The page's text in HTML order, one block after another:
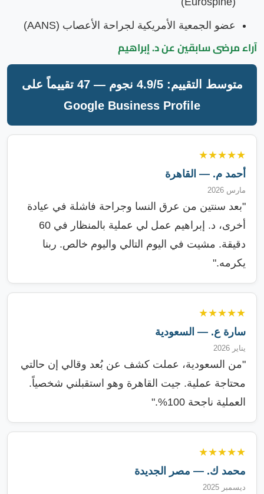
عضو الجمعية الأمريكية لجراحة الأعصاب (AANS)
آراء مرضى سابقين عن د. إبراهيم
متوسط التقييم: 4.9/5 نجوم — 47 تقييماً على
Google Business Profile
★★★★★
أحمد م. — القاهرة
مارس 2026
"بعد سنتين من عرق النسا وجراحة فاشلة في عيادة
أخرى، د. إبراهيم عمل لي عملية بالمنظار في 60
دقيقة. مشيت في اليوم التالي واليوم خالص. ربنا
يكرمه."
★★★★★
سارة ع. — السعودية
يناير 2026
"من السعودية، عملت كشف عن بُعد وقالي إن حالتي
محتاجة عملية. جيت القاهرة وهو استقبلني شخصياً.
العملية ناجحة 100%."
★★★★★
محمد ك. — مصر الجديدة
ديسمبر 2025